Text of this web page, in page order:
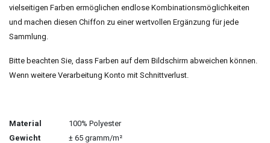
vielseitigen Farben ermöglichen endlose Kombinationsmöglichkeiten
und machen diesen Chiffon zu einer wertvollen Ergänzung für jede
Sammlung.
Bitte beachten Sie, dass Farben auf dem Bildschirm abweichen können.
Wenn weitere Verarbeitung Konto mit Schnittverlust.
Material
100% Polyester
Gewicht
± 65 gramm/m²